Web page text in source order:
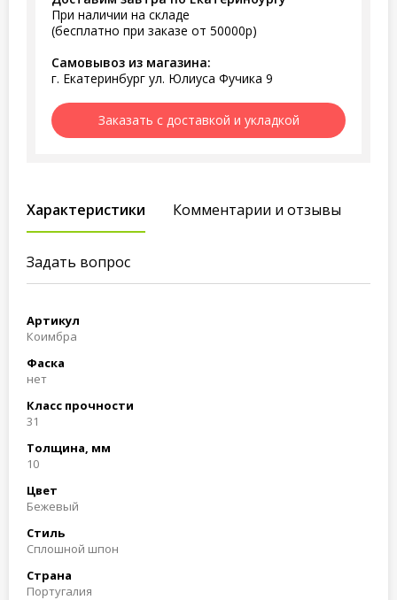
При наличии на складе
(бесплатно при заказе от 50000р)
Самовывоз из магазина:
г. Екатеринбург ул. Юлиуса Фучика 9
Заказать с доставкой и укладкой
Характеристики Комментарии и отзывы
Задать вопрос
Артикул
Коимбра
Фаска
нет
Класс прочности
31
Толщина, мм
10
Цвет
Бежевый
Стиль
Сплошной шпон
Страна
Португалия